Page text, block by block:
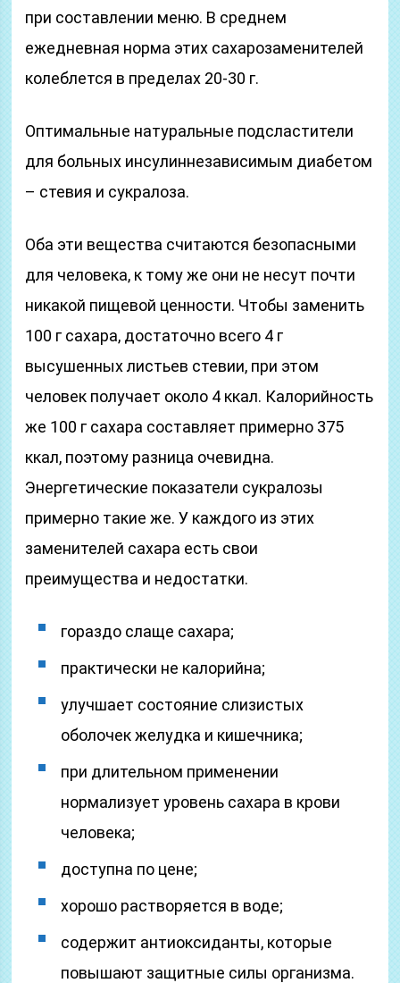
при составлении меню. В среднем
ежедневная норма этих сахарозаменителей
колеблется в пределах 20-30 г.
Оптимальные натуральные подсластители
для больных инсулиннезависимым диабетом
– стевия и сукралоза.
Оба эти вещества считаются безопасными
для человека, к тому же они не несут почти
никакой пищевой ценности. Чтобы заменить
100 г сахара, достаточно всего 4 г
высушенных листьев стевии, при этом
человек получает около 4 ккал. Калорийность
же 100 г сахара составляет примерно 375
ккал, поэтому разница очевидна.
Энергетические показатели сукралозы
примерно такие же. У каждого из этих
заменителей сахара есть свои
преимущества и недостатки.
гораздо слаще сахара;
практически не калорийна;
улучшает состояние слизистых
оболочек желудка и кишечника;
при длительном применении
нормализует уровень сахара в крови
человека;
доступна по цене;
хорошо растворяется в воде;
содержит антиоксиданты, которые
повышают защитные силы организма.